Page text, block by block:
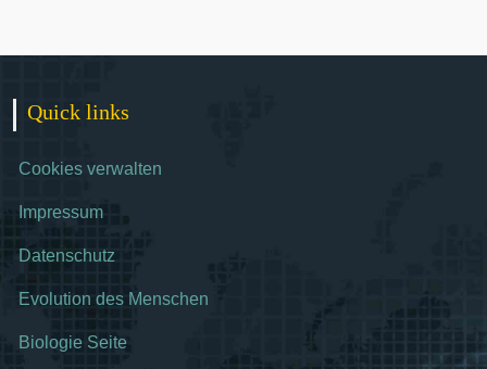
Quick links
Cookies verwalten
Impressum
Datenschutz
Evolution des Menschen
Biologie Seite